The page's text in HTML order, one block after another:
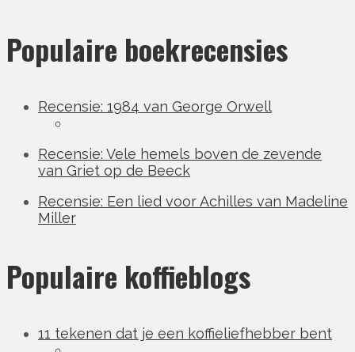
Populaire boekrecensies
Recensie: 1984 van George Orwell
Recensie: Vele hemels boven de zevende
van Griet op de Beeck
Recensie: Een lied voor Achilles van Madeline
Miller
Populaire koffieblogs
11 tekenen dat je een koffieliefhebber bent